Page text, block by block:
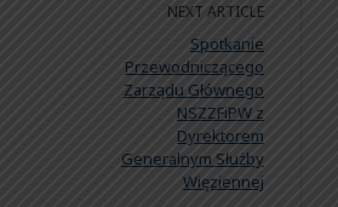
NEXT ARTICLE
Spotkanie
Przewodniczącego
Zarządu Głównego
NSZZFiPW z
Dyrektorem
Generalnym Służby
Więziennej